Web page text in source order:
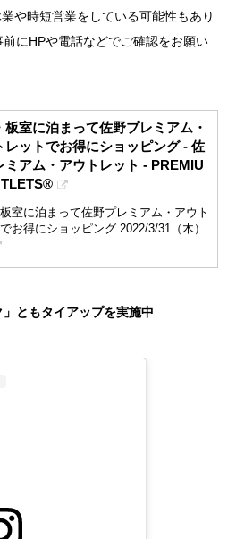
や時短営業をしている可能性もあり
にHPや電話などでご確認をお願い
板室に泊まって佐野プレミアム・
レットでお得にショッピング - 佐
ミアム・アウトレット - PREMIU
室に泊まって佐野プレミアム・アウト
お得にショッピング 2022/3/31（木）
」ともタイアップを実施中